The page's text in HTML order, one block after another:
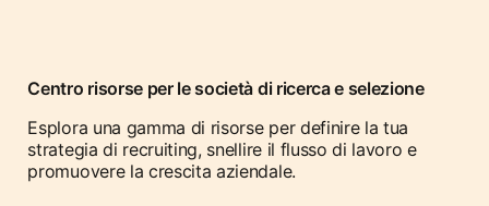
Centro risorse per le società di ricerca e selezione
Esplora una gamma di risorse per definire la tua
strategia di recruiting, snellire il flusso di lavoro e
promuovere la crescita aziendale.